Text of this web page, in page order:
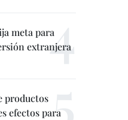
meta para
extranjera
productos
efectos para